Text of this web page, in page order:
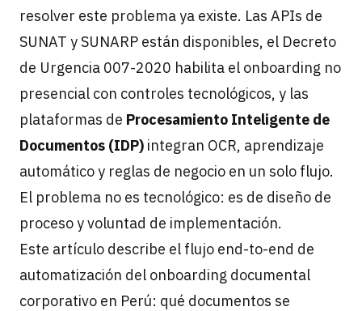
resolver este problema ya existe. Las APIs de
SUNAT y SUNARP están disponibles, el Decreto
de Urgencia 007-2020 habilita el onboarding no
presencial con controles tecnológicos, y las
plataformas de Procesamiento Inteligente de
Documentos (IDP) integran OCR, aprendizaje
automático y reglas de negocio en un solo flujo.
El problema no es tecnológico: es de diseño de
proceso y voluntad de implementación.
Este artículo describe el flujo end-to-end de
automatización del onboarding documental
corporativo en Perú: qué documentos se